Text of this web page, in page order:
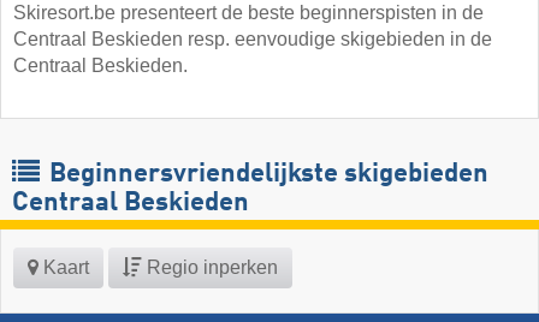
Skiresort.be presenteert de beste beginnerspisten in de
Centraal Beskieden resp. eenvoudige skigebieden in de
Centraal Beskieden.
Beginnersvriendelijkste skigebieden
Centraal Beskieden
Kaart Regio inperken